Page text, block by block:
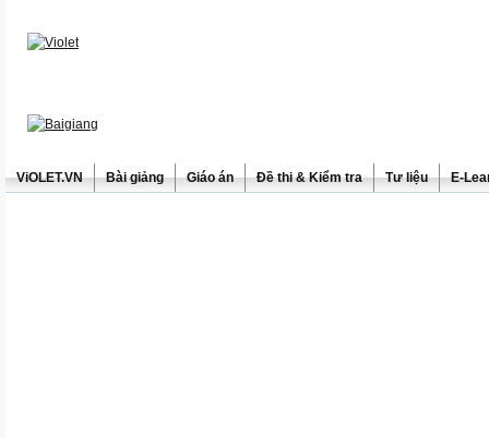
ViOLET.VN Bài giảng Giáo án Đề thi & Kiểm tra Tư liệu E-